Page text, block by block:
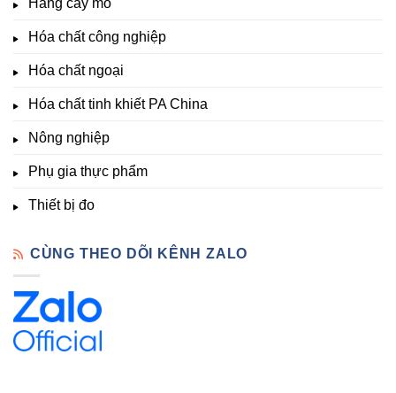
Chất
Hàng cấy mô
Hóa chất công nghiệp
Hóa chất ngoại
Hóa chất tinh khiết PA China
Nông nghiệp
Phụ gia thực phẩm
Thiết bị đo
CÙNG THEO DÕI KÊNH ZALO